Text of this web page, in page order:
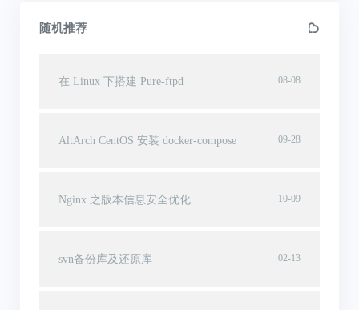
随机推荐
08-08
在 Linux 下搭建 Pure-ftpd
09-28
AltArch CentOS 安装 docker-compose
10-09
Nginx 之版本信息安全优化
02-13
svn备份库及还原库